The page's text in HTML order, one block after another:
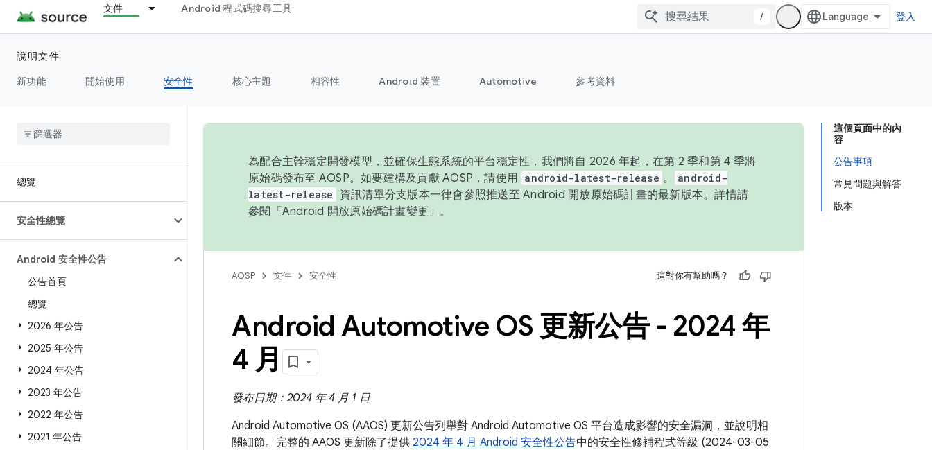
文件 Android 程式碼搜尋工具
/ 登入
說明文件
新功能
開始使用 安全性 核心主題 相容性 Android 裝置 Automotive 參考資料
總覽
安全性總覽
Android 安全性公告
公告首頁
總覽
2026 年公告
2025 年公告
2024 年公告
2023 年公告
2022 年公告
2021 年公告
這個頁面中的內
容
公告事項
常見問題與解答
版本
為配合主幹穩定開發模型，並確保生態系統的平台穩定性，我們將自 2026 年起，在第 2 季和第 4 季將
原始碼發布至 AOSP。如要建構及貢獻 AOSP，請使用 android-latest-release 。
android-
latest-release
資訊清單分支版本一律會參照推送至 Android 開放原始碼計畫的最新版本。詳情請
參閱「 Android 開放原始碼計畫變更 」。
AOSP 文件 安全性 這對你有幫助嗎？
Android Automotive OS 更新公告 - 2024 年
4 月
發布日期：2024 年 4 月 1 日
Android Automotive OS (AAOS) 更新公告列舉對 Android Automotive OS 平台造成影響的安全漏洞，並說明相
關細節。完整的 AAOS 更新除了提供 2024 年 4 月 Android 安全性公告中的安全性修補程式等級 (2024-03-05